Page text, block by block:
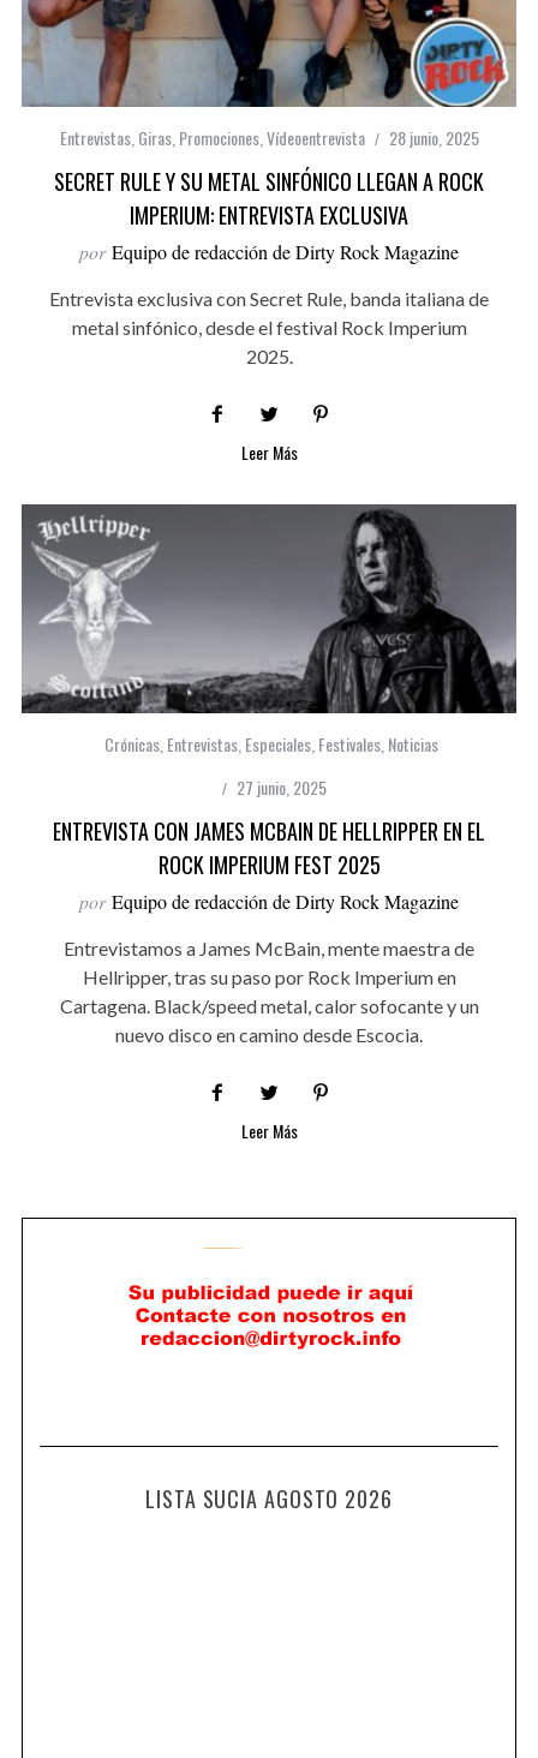
Entrevistas,Giras,Promociones,Vídeoentrevista 28 junio, 2025
SECRET RULE Y SU METAL SINFÓNICO LLEGAN A ROCK
IMPERIUM: ENTREVISTA EXCLUSIVA
por Equipo de redacción de Dirty Rock Magazine
Entrevista exclusiva con Secret Rule, banda italiana de
metal sinfónico, desde el festival Rock Imperium
2025.
Leer Más
Crónicas, Entrevistas, Especiales, Festivales, Noticias
27 junio, 2025
ENTREVISTA CON JAMES MCBAIN DE HELLRIPPER EN EL
ROCK IMPERIUM FEST 2025
por Equipo de redacción de Dirty Rock Magazine
Entrevistamos a James McBain, mente maestra de
Hellripper, tras su paso por Rock Imperium en
Cartagena. Black/speed metal, calor sofocante y un
nuevo disco en camino desde Escocia.
Leer Más
LISTA SUCIA AGOSTO 2026